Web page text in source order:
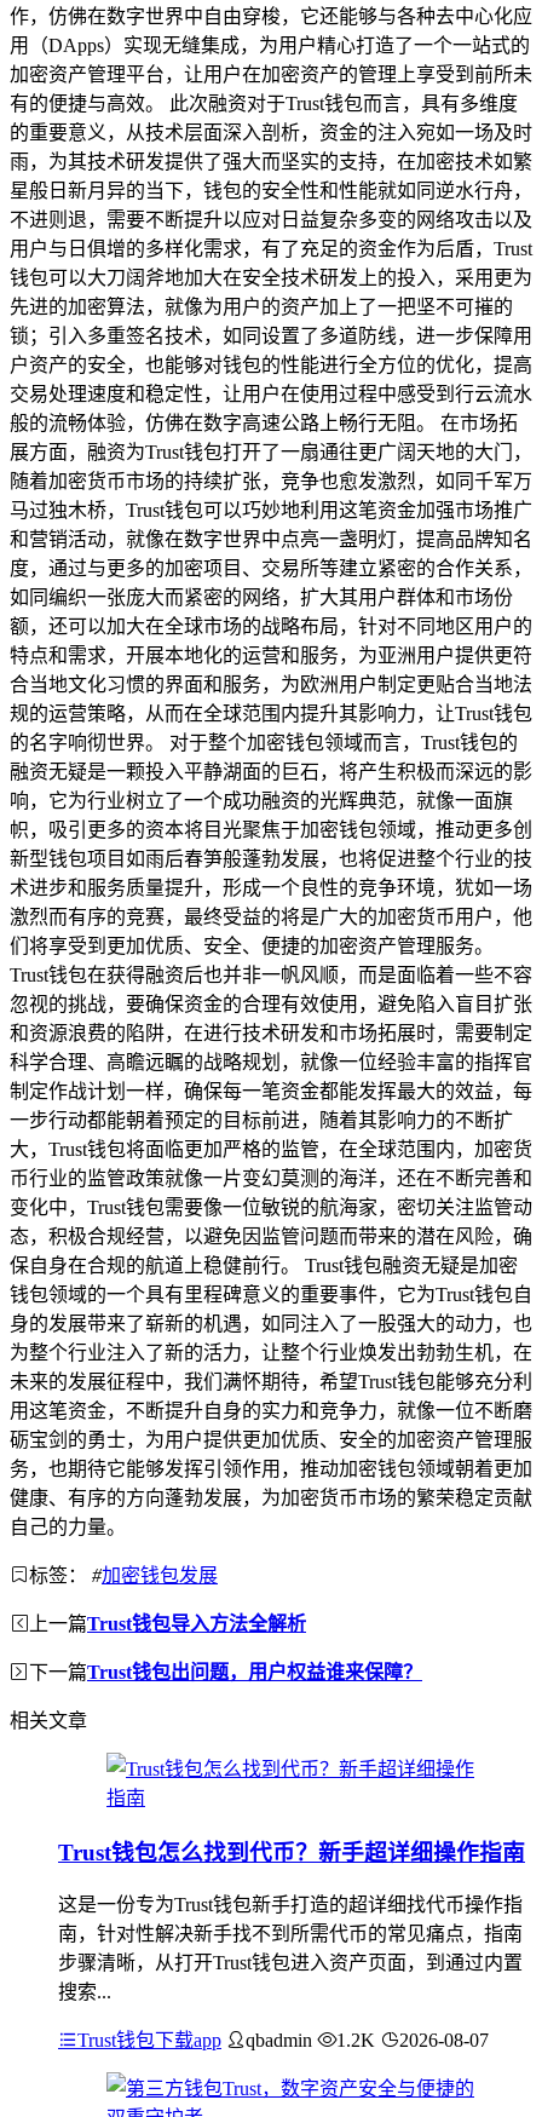
作，仿佛在数字世界中自由穿梭，它还能够与各种去中心化应
用（DApps）实现无缝集成，为用户精心打造了一个一站式的
加密资产管理平台，让用户在加密资产的管理上享受到前所未
有的便捷与高效。 此次融资对于Trust钱包而言，具有多维度
的重要意义，从技术层面深入剖析，资金的注入宛如一场及时
雨，为其技术研发提供了强大而坚实的支持，在加密技术如繁
星般日新月异的当下，钱包的安全性和性能就如同逆水行舟，
不进则退，需要不断提升以应对日益复杂多变的网络攻击以及
用户与日俱增的多样化需求，有了充足的资金作为后盾，Trust
钱包可以大刀阔斧地加大在安全技术研发上的投入，采用更为
先进的加密算法，就像为用户的资产加上了一把坚不可摧的
锁；引入多重签名技术，如同设置了多道防线，进一步保障用
户资产的安全，也能够对钱包的性能进行全方位的优化，提高
交易处理速度和稳定性，让用户在使用过程中感受到行云流水
般的流畅体验，仿佛在数字高速公路上畅行无阻。 在市场拓
展方面，融资为Trust钱包打开了一扇通往更广阔天地的大门，
随着加密货币市场的持续扩张，竞争也愈发激烈，如同千军万
马过独木桥，Trust钱包可以巧妙地利用这笔资金加强市场推广
和营销活动，就像在数字世界中点亮一盏明灯，提高品牌知名
度，通过与更多的加密项目、交易所等建立紧密的合作关系，
如同编织一张庞大而紧密的网络，扩大其用户群体和市场份
额，还可以加大在全球市场的战略布局，针对不同地区用户的
特点和需求，开展本地化的运营和服务，为亚洲用户提供更符
合当地文化习惯的界面和服务，为欧洲用户制定更贴合当地法
规的运营策略，从而在全球范围内提升其影响力，让Trust钱包
的名字响彻世界。 对于整个加密钱包领域而言，Trust钱包的
融资无疑是一颗投入平静湖面的巨石，将产生积极而深远的影
响，它为行业树立了一个成功融资的光辉典范，就像一面旗
帜，吸引更多的资本将目光聚焦于加密钱包领域，推动更多创
新型钱包项目如雨后春笋般蓬勃发展，也将促进整个行业的技
术进步和服务质量提升，形成一个良性的竞争环境，犹如一场
激烈而有序的竞赛，最终受益的将是广大的加密货币用户，他
们将享受到更加优质、安全、便捷的加密资产管理服务。
Trust钱包在获得融资后也并非一帆风顺，而是面临着一些不容
忽视的挑战，要确保资金的合理有效使用，避免陷入盲目扩张
和资源浪费的陷阱，在进行技术研发和市场拓展时，需要制定
科学合理、高瞻远瞩的战略规划，就像一位经验丰富的指挥官
制定作战计划一样，确保每一笔资金都能发挥最大的效益，每
一步行动都能朝着预定的目标前进，随着其影响力的不断扩
大，Trust钱包将面临更加严格的监管，在全球范围内，加密货
币行业的监管政策就像一片变幻莫测的海洋，还在不断完善和
变化中，Trust钱包需要像一位敏锐的航海家，密切关注监管动
态，积极合规经营，以避免因监管问题而带来的潜在风险，确
保自身在合规的航道上稳健前行。 Trust钱包融资无疑是加密
钱包领域的一个具有里程碑意义的重要事件，它为Trust钱包自
身的发展带来了崭新的机遇，如同注入了一股强大的动力，也
为整个行业注入了新的活力，让整个行业焕发出勃勃生机，在
未来的发展征程中，我们满怀期待，希望Trust钱包能够充分利
用这笔资金，不断提升自身的实力和竞争力，就像一位不断磨
砺宝剑的勇士，为用户提供更加优质、安全的加密资产管理服
务，也期待它能够发挥引领作用，推动加密钱包领域朝着更加
健康、有序的方向蓬勃发展，为加密货币市场的繁荣稳定贡献
自己的力量。
标签： #加密钱包发展
上一篇Trust钱包导入方法全解析
下一篇Trust钱包出问题，用户权益谁来保障？
相关文章
Trust钱包怎么找到代币？新手超详细操作指南
这是一份专为Trust钱包新手打造的超详细找代币操作指
南，针对性解决新手找不到所需代币的常见痛点，指南
步骤清晰，从打开Trust钱包进入资产页面，到通过内置
搜索...
Trust钱包下载app qbadmin 1.2K 2026-08-07